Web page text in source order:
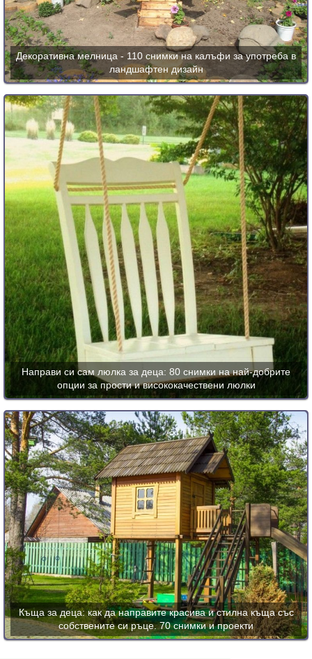
Декоративна мелница - 110 снимки на калъфи за употреба в
ландшафтен дизайн
Направи си сам люлка за деца: 80 снимки на най-добрите
опции за прости и висококачествени люлки
Къща за деца: как да направите красива и стилна къща със
собствените си ръце. 70 снимки и проекти